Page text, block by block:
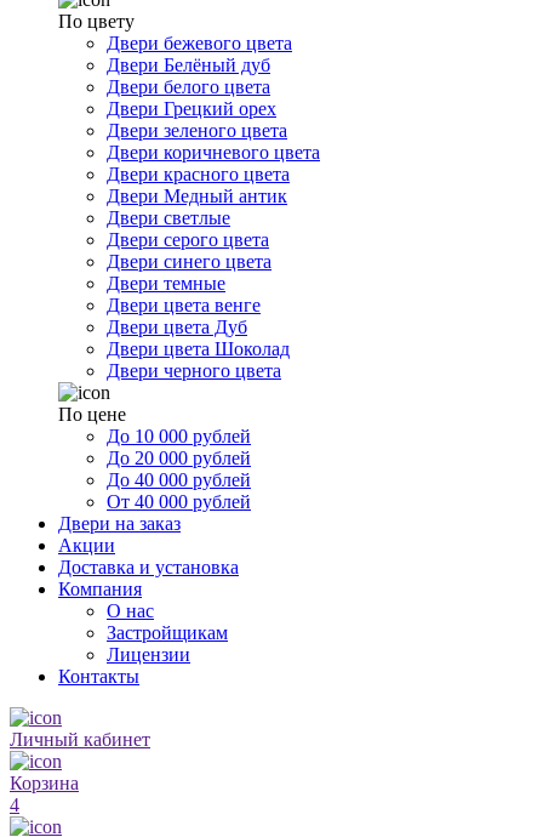
По цвету
Двери бежевого цвета
Двери Белёный дуб
Двери белого цвета
Двери Грецкий орех
Двери зеленого цвета
Двери коричневого цвета
Двери красного цвета
Двери Медный антик
Двери светлые
Двери серого цвета
Двери синего цвета
Двери темные
Двери цвета венге
Двери цвета Дуб
Двери цвета Шоколад
Двери черного цвета
По цене
До 10 000 рублей
До 20 000 рублей
До 40 000 рублей
От 40 000 рублей
Двери на заказ
Акции
Доставка и установка
Компания
О нас
Застройщикам
Лицензии
Контакты
Личный кабинет
Корзина
4